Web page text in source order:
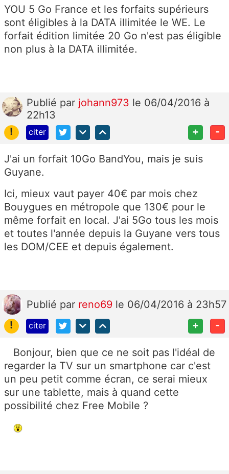
YOU 5 Go France et les forfaits supérieurs
sont éligibles à la DATA illimitée le WE. Le
forfait édition limitée 20 Go n'est pas éligible
non plus à la DATA illimitée.
Publié par johann973 le 06/04/2016 à
22h13
!
citer + -
J'ai un forfait 10Go BandYou, mais je suis
Guyane.
Ici, mieux vaut payer 40€ par mois chez
Bouygues en métropole que 130€ pour le
même forfait en local. J'ai 5Go tous les mois
et toutes l'année depuis la Guyane vers tous
les DOM/CEE et depuis également.
Publié par reno69 le 06/04/2016 à 23h57
!
citer + -
Bonjour, bien que ce ne soit pas l'idéal de
regarder la TV sur un smartphone car c'est
un peu petit comme écran, ce serai mieux
sur une tablette, mais à quand cette
possibilité chez Free Mobile ?